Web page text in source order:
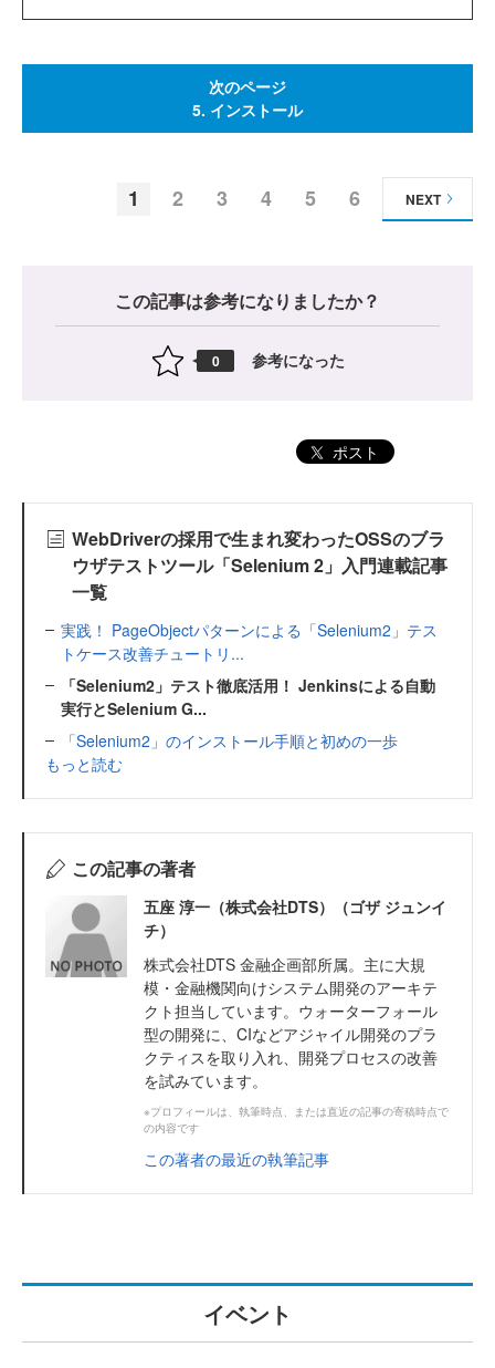
次のページ
5. インストール
1 2 3 4 5 6 NEXT
この記事は参考になりましたか？
0 参考になった
ポスト
WebDriverの採用で生まれ変わったOSSのブラ
ウザテストツール「Selenium 2」入門連載記事
一覧
実践！ PageObjectパターンによる「Selenium2」テス
トケース改善チュートリ...
「Selenium2」テスト徹底活用！ Jenkinsによる自動
実行とSelenium G...
「Selenium2」のインストール手順と初めの一歩
もっと読む
この記事の著者
五座 淳一（株式会社DTS）（ゴザ ジュンイ
チ）
株式会社DTS 金融企画部所属。主に大規
模・金融機関向けシステム開発のアーキテ
クト担当しています。ウォーターフォール
型の開発に、CIなどアジャイル開発のプラ
クティスを取り入れ、開発プロセスの改善
を試みています。
※プロフィールは、執筆時点、または直近の記事の寄稿時点で
の内容です
この著者の最近の執筆記事
イベント